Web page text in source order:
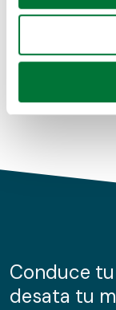
Recopilar
Identificar
para buscar
Obtenga más
de cookies.
información
nuestros
Coches de km0
Conduce
desata tu